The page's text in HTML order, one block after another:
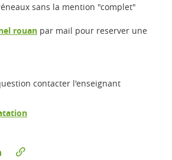
sans la mention "complet"
rouan par mail pour reserver une
contacter l'enseignant
sur Facebook
Partager sur LinkedIn